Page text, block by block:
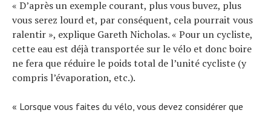
« D’après un exemple courant, plus vous buvez, plus
vous serez lourd et, par conséquent, cela pourrait vous
ralentir », explique Gareth Nicholas. « Pour un cycliste,
cette eau est déjà transportée sur le vélo et donc boire
ne fera que réduire le poids total de l’unité cycliste (y
compris l’évaporation, etc.).
« Lorsque vous faites du vélo, vous devez considérer que